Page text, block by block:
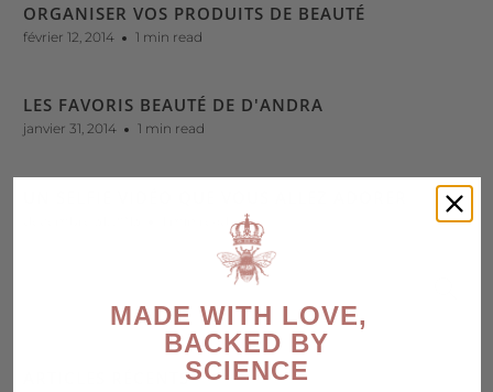
ORGANISER VOS PRODUITS DE BEAUTÉ
février 12, 2014 1 min read
LES FAVORIS BEAUTÉ DE D'ANDRA
janvier 31, 2014 1 min read
ARTICLES RÉCENTS
MADE WITH LOVE,
BACKED BY
SCIENCE